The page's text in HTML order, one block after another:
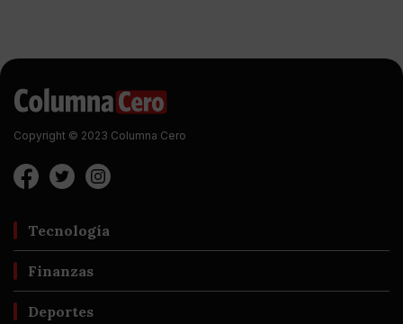
Copyright © 2023 Columna Cero
Tecnología
Finanzas
Deportes